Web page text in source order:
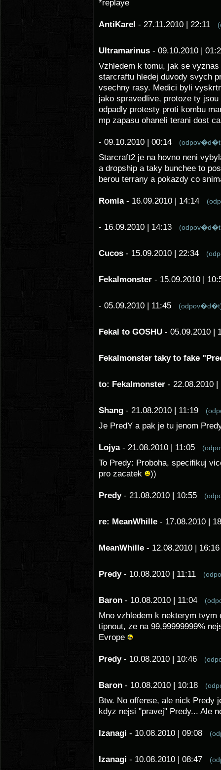
*replaye
AntiKarel - 27.11.2010 | 22:11
Ultramarinus - 09.10.2010 |
Vzhledem k tomu, jak se
starcraftu hledej duvody svych
vsechny rasy. Medici byli
jako spravedlive, protoze ty
odpadly protesty proti kombu
mp zapasu ohaneli terani dost
- 09.10.2010 | 00:14
Starcraft2 je na hovno neni
a dropship a taky bunchee to
berou terrany a pokazdy co
Romla - 16.09.2010 | 14:14
- 16.09.2010 | 14:13
Cucos - 15.09.2010 | 22:34
Fekalmonster - 15.09.2010 |
- 05.09.2010 | 11:45
Fekal to GOSHU - 05.09.2010
Fekalmonster taky to fake
to: Fekalmonster - 22.08.2010
Shang - 21.08.2010 | 11:19
Je PredY a pak je tu jenom
Lojya - 21.08.2010 | 11:05
To Predy: Proboha, specifikuj
pro zacatek
))
Predy - 21.08.2010 | 10:55
re: MeanWhille - 17.08.2010 |
MeanWhille - 12.08.2010 |
Predy - 10.08.2010 | 11:11
Baron - 10.08.2010 | 11:04
Mno vzhledem k nekterym
tipnout, ze na 99,99999999%
Evrope
Predy - 10.08.2010 | 10:46
Baron - 10.08.2010 | 10:18
Btw. No offense, ale nick Predy
kdyz nejsi "pravej" Predy... Ale
Izanagi - 10.08.2010 | 09:08
Izanagi - 10.08.2010 | 08:47